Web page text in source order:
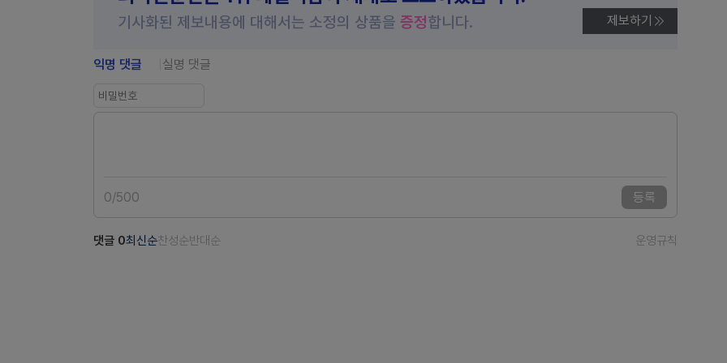
기사화된 제보내용에 대해서는 소정의 상품을 증정합니다. 제보하기
익명 댓글 실명 댓글
0/500 등록
댓글 0최신순찬성순반대순 운영규칙